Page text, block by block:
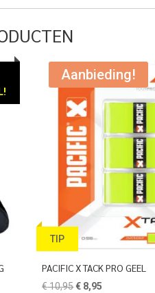
TIP
Aanbieding!
PACIFIC X TACK PRO GEEL
€10,95Oorspronkelijke
€ 8,95